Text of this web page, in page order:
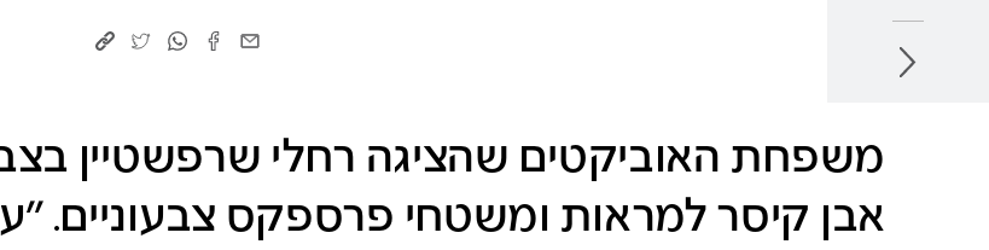
משפחת האוביקטים שהציגה רחלי שרפשטיין
אבן קיסר למראות ומשטחי פרספקס צבעוניים.